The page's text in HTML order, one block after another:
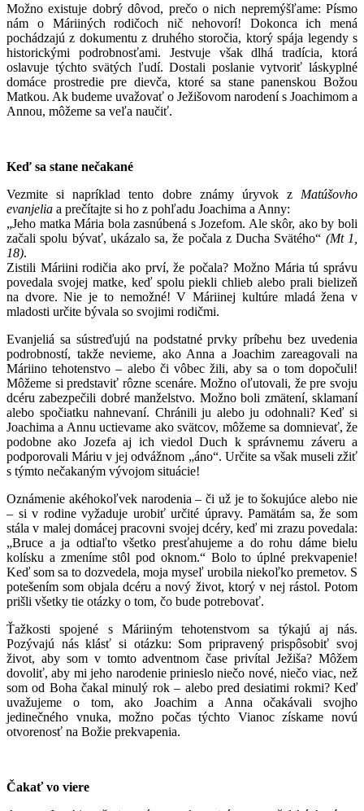
Možno existuje dobrý dôvod, prečo o nich nepremýšľame: Písmo
nám o Máriiných rodičoch nič nehovorí! Dokonca ich mená
pochádzajú z dokumentu z druhého storočia, ktorý spája legendy s
historickými podrobnosťami. Jestvuje však dlhá tradícia, ktorá
oslavuje týchto svätých ľudí. Dostali poslanie vytvoriť láskyplné
domáce prostredie pre dievča, ktoré sa stane panenskou Božou
Matkou. Ak budeme uvažovať o Ježišovom narodení s Joachimom a
Annou, môžeme sa veľa naučiť.
Keď sa stane nečakané
Vezmite si napríklad tento dobre známy úryvok z Matúšovho
evanjelia a prečítajte si ho z pohľadu Joachima a Anny:
„Jeho matka Mária bola zasnúbená s Jozefom. Ale skôr, ako by boli
začali spolu bývať, ukázalo sa, že počala z Ducha Svätého“ (Mt 1,
18).
Zistili Máriini rodičia ako prví, že počala? Možno Mária tú správu
povedala svojej matke, keď spolu piekli chlieb alebo prali bielizeň
na dvore. Nie je to nemožné! V Máriinej kultúre mladá žena v
mladosti určite bývala so svojimi rodičmi.
Evanjeliá sa sústreďujú na podstatné prvky príbehu bez uvedenia
podrobností, takže nevieme, ako Anna a Joachim zareagovali na
Máriino tehotenstvo – alebo či vôbec žili, aby sa o tom dopočuli!
Môžeme si predstaviť rôzne scenáre. Možno oľutovali, že pre svoju
dcéru zabezpečili dobré manželstvo. Možno boli zmätení, sklamaní
alebo spočiatku nahnevaní. Chránili ju alebo ju odohnali? Keď si
Joachima a Annu uctievame ako svätcov, môžeme sa domnievať, že
podobne ako Jozefa aj ich viedol Duch k správnemu záveru a
podporovali Máriu v jej odvážnom „áno“. Určite sa však museli zžiť
s týmto nečakaným vývojom situácie!
Oznámenie akéhokoľvek narodenia – či už je to šokujúce alebo nie
– si v rodine vyžaduje urobiť určité úpravy. Pamätám sa, že som
stála v malej domácej pracovni svojej dcéry, keď mi zrazu povedala:
„Bruce a ja odtiaľto všetko presťahujeme a do rohu dáme bielu
kolísku a zmeníme stôl pod oknom.“ Bolo to úplné prekvapenie!
Keď som sa to dozvedela, moja myseľ urobila niekoľko premetov. S
potešením som objala dcéru a nový život, ktorý v nej rástol. Potom
prišli všetky tie otázky o tom, čo bude potrebovať.
Ťažkosti spojené s Máriiným tehotenstvom sa týkajú aj nás.
Pozývajú nás klásť si otázku: Som pripravený prispôsobiť svoj
život, aby som v tomto adventnom čase privítal Ježiša? Môžem
dovoliť, aby mi jeho narodenie prinieslo niečo nové, niečo viac, než
som od Boha čakal minulý rok – alebo pred desiatimi rokmi? Keď
uvažujeme o tom, ako Joachim a Anna očakávali svojho
jedinečného vnuka, možno počas týchto Vianoc získame novú
otvorenosť na Božie prekvapenia.
Čakať vo viere